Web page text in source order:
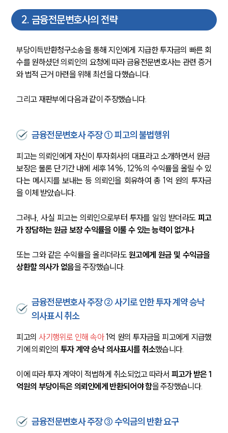
2. 금융전문변호사의 전략
부당이득반환청구소송을 통해 지인에게 지급한 투자금의 빠른 회
수를 원하셨던 의뢰인의 요청에 따라 금융전문변호사는 관련 증거
와 법적 근거 마련을 위해 최선을 다했습니다.
그리고 재판부에 다음과 같이 주장했습니다.
금융전문변호사 주장 ① 피고의 불법행위
피고는 의뢰인에게 자신이 투자회사의 대표라고 소개하면서 원금
보장은 물론 단기간 내에 세후 14%, 12%의 수익률을 올릴 수 있
다는 메시지를 보내는 등 의뢰인을 회유하여 총 1억 원의 투자금
을 이체 받았습니다.
그러나, 사실 피고는 의뢰인으로부터 투자를 일임 받더라도 피고
가 장담하는 원금 보장 수익률을 이룰 수 있는 능력이 없거나
또는 그와 같은 수익률을 올리더라도 원고에게 원금 및 수익금을
상환할 의사가 없음을 주장했습니다.
금융전문변호사 주장 ② 사기로 인한 투자 계약 승낙
의사표시 취소
피고의 사기행위로 인해 속아 1억 원의 투자금을 피고에게 지급했
기에 의뢰인의 투자 계약 승낙 의사표시를 취소했습니다.
이에 따라 투자 계약이 적법하게 취소되었고 따라서 피고가 받은 1
억원의 부당이득은 의뢰인에게 반환되어야 함을 주장했습니다.
금융전문변호사 주장 ③ 수익금의 반환 요구